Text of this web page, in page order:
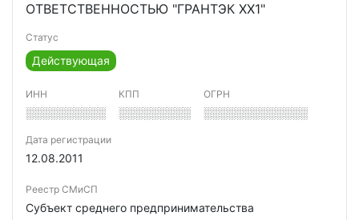
ОТВЕТСТВЕННОСТЬЮ "ГРАНТЭК XX1"
Статус
Действующая
ИНН
░░░░░░░░░░
КПП
░░░░░░░░░
ОГРН
░░░░░░░░░░░░░
Дата регистрации
12.08.2011
Реестр СМиСП
Субъект среднего предпринимательства